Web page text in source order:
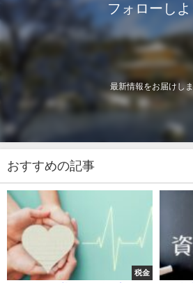
フォローしよ
最新情報をお届けし
おすすめの記事
税金